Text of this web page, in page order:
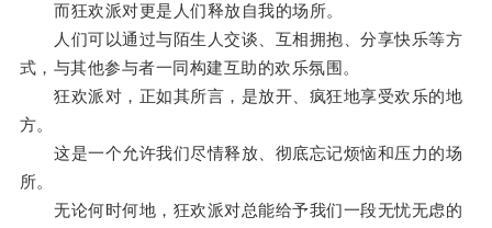
而狂欢派对更是人们释放自我的场所。
人们可以通过与陌生人交谈、互相拥抱、分享快乐等方
式，与其他参与者一同构建互助的欢乐氛围。
狂欢派对，正如其所言，是放开、疯狂地享受欢乐的地
方。
这是一个允许我们尽情释放、彻底忘记烦恼和压力的场
所。
无论何时何地，狂欢派对总能给予我们一段无忧无虑的